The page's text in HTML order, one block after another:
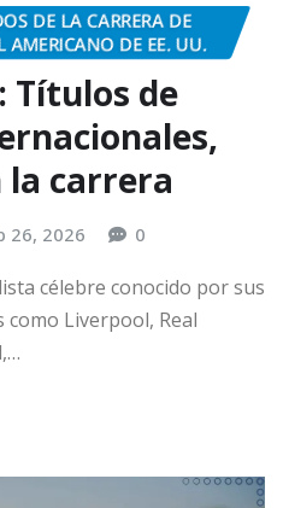
DE LA CARRERA DE
AMERICANO DE EE. UU.
Títulos de
la carrera
26, 2026 0
célebre conocido por sus
Liverpool, Real